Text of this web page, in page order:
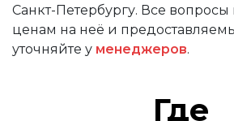
Санкт-Петербургу. Все
ценам на неё и
уточняйте у менеджеров.
Где